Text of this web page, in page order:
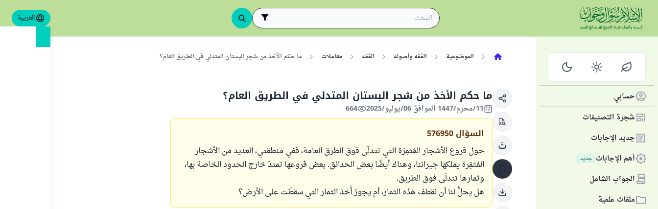
العربية
حسابي
شجرة التصنيفات
جديد الإجابات
أهم الإجابات جديد
الجواب الشامل
ملفات علمية
الموضوعية الفقه وأصوله الفقه معاملات ما حكم الأخذ من شجر البستان المتدلي في الطريق العام؟
ما حكم الأخذ من شجر البستان المتدلي في الطريق العام؟
11/محرم/1447 الموافق 06/يوليو/2025 664
السؤال 576950
حول فروع الأشجار المُثمِرَة التي تتدلّى فوق الطرق العامة، ففي منطقتي، العديد من الأشجار
المُثمَِرة يملكها جيراننا، وهناك أيضًا بعض الحدائق. بعض فروعها تمتدُ خارج الحدود الخاصة بها،
وثمارها تتدلّى فوق الطريق.
هل يحلُّ لنا أن نقطف هذه الثمار، أم يجوز أَخذ الثمار التي سقطَت على الأرض؟